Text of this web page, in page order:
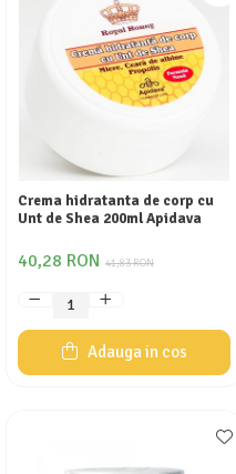
Crema hidratanta de corp cu
Unt de Shea 200ml Apidava
41,83 RON
40,28 RON
Adauga in cos